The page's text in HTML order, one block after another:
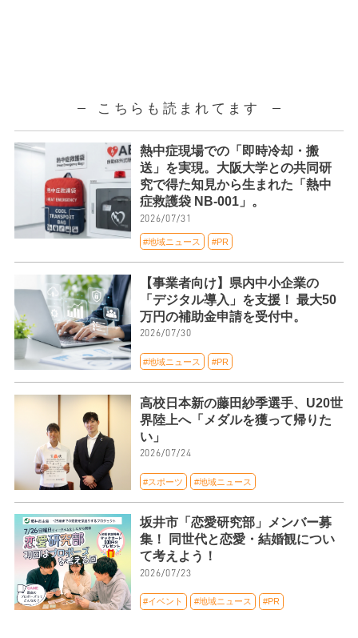
こちらも読まれてます
熱中症現場での「即時冷却・搬
送」を実現。大阪大学との共同研
究で得た知見から生まれた「熱中
症救護袋 NB-001」。
2026/07/31
#地域ニュース #PR
【事業者向け】県内中小企業の
「デジタル導入」を支援！ 最大50
万円の補助金申請を受付中。
2026/07/30
#地域ニュース #PR
高校日本新の藤田紗季選手、U20世
界陸上へ「メダルを獲って帰りた
い」
2026/07/24
#スポーツ #地域ニュース
坂井市「恋愛研究部」メンバー募
集！ 同世代と恋愛・結婚観につい
て考えよう！
2026/07/23
#イベント #地域ニュース #PR